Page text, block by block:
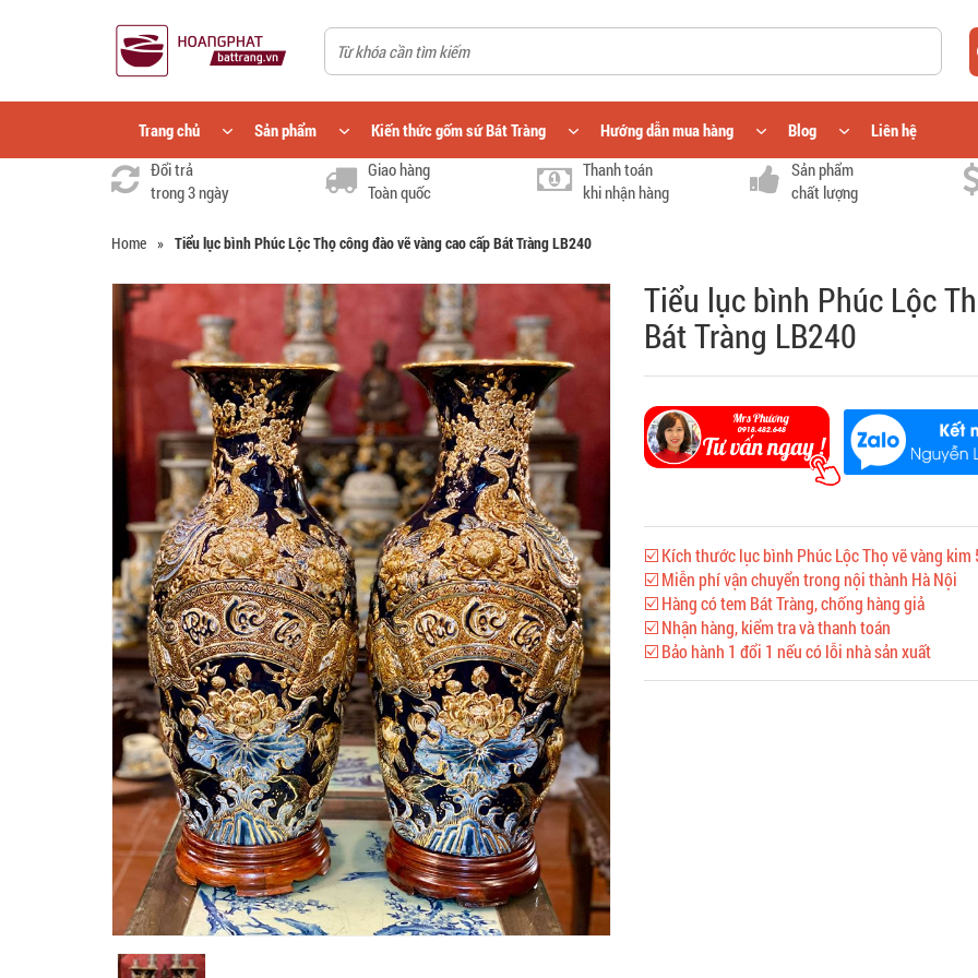
Trang chủ Sản phẩm Kiến thức gốm sứ Bát Tràng Hướng dẫn mua hàng Blog
Liên hệ
Đổi trả
trong 3 ngày
Giao hàng
Toàn quốc
Thanh toán
khi nhận hàng
Sản phẩm
chất lượng
Home » Tiểu lục bình Phúc Lộc Thọ công đào vẽ vàng cao cấp Bát Tràng LB240
Tiểu lục bình Phúc Lộc
Bát Tràng LB240
☑️ Kích thước lục bình Phúc Lộc Thọ vẽ vàng kim
☑️ Miễn phí vận chuyển trong nội thành Hà Nội
☑️ Hàng có tem Bát Tràng, chống hàng giả
☑️ Nhận hàng, kiểm tra và thanh toán
☑️ Bảo hành 1 đổi 1 nếu có lỗi nhà sản xuất